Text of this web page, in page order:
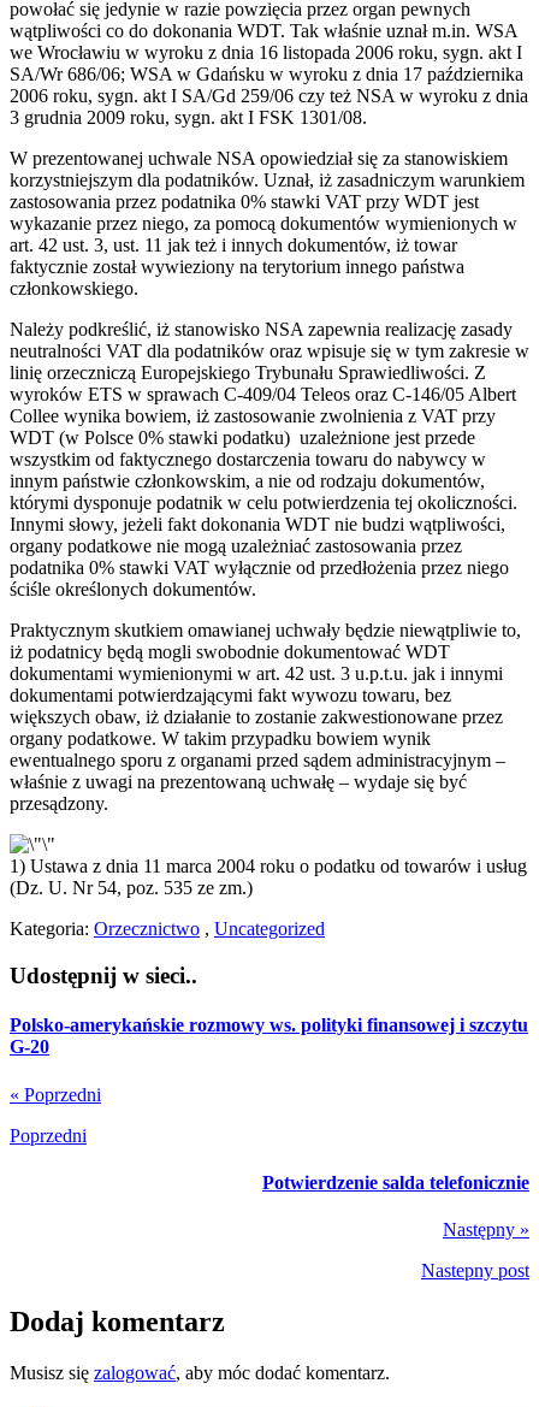
powołać się jedynie w razie powzięcia przez organ pewnych
wątpliwości co do dokonania WDT. Tak właśnie uznał m.in. WSA
we Wrocławiu w wyroku z dnia 16 listopada 2006 roku, sygn. akt I
SA/Wr 686/06; WSA w Gdańsku w wyroku z dnia 17 października
2006 roku, sygn. akt I SA/Gd 259/06 czy też NSA w wyroku z dnia
3 grudnia 2009 roku, sygn. akt I FSK 1301/08.
W prezentowanej uchwale NSA opowiedział się za stanowiskiem
korzystniejszym dla podatników. Uznał, iż zasadniczym warunkiem
zastosowania przez podatnika 0% stawki VAT przy WDT jest
wykazanie przez niego, za pomocą dokumentów wymienionych w
art. 42 ust. 3, ust. 11 jak też i innych dokumentów, iż towar
faktycznie został wywieziony na terytorium innego państwa
członkowskiego.
Należy podkreślić, iż stanowisko NSA zapewnia realizację zasady
neutralności VAT dla podatników oraz wpisuje się w tym zakresie w
linię orzeczniczą Europejskiego Trybunału Sprawiedliwości. Z
wyroków ETS w sprawach C-409/04 Teleos oraz C-146/05 Albert
Collee wynika bowiem, iż zastosowanie zwolnienia z VAT przy
WDT (w Polsce 0% stawki podatku) uzależnione jest przede
wszystkim od faktycznego dostarczenia towaru do nabywcy w
innym państwie członkowskim, a nie od rodzaju dokumentów,
którymi dysponuje podatnik w celu potwierdzenia tej okoliczności.
Innymi słowy, jeżeli fakt dokonania WDT nie budzi wątpliwości,
organy podatkowe nie mogą uzależniać zastosowania przez
podatnika 0% stawki VAT wyłącznie od przedłożenia przez niego
ściśle określonych dokumentów.
Praktycznym skutkiem omawianej uchwały będzie niewątpliwie to,
iż podatnicy będą mogli swobodnie dokumentować WDT
dokumentami wymienionymi w art. 42 ust. 3 u.p.t.u. jak i innymi
dokumentami potwierdzającymi fakt wywozu towaru, bez
większych obaw, iż działanie to zostanie zakwestionowane przez
organy podatkowe. W takim przypadku bowiem wynik
ewentualnego sporu z organami przed sądem administracyjnym –
właśnie z uwagi na prezentowaną uchwałę – wydaje się być
przesądzony.
1) Ustawa z dnia 11 marca 2004 roku o podatku od towarów i usług
(Dz. U. Nr 54, poz. 535 ze zm.)
Kategoria: Orzecznictwo , Uncategorized
Udostępnij w sieci..
Polsko-amerykańskie rozmowy ws. polityki finansowej i szczytu
G-20
« Poprzedni
Poprzedni
Potwierdzenie salda telefonicznie
Następny »
Nastepny post
Dodaj komentarz
Musisz się zalogować, aby móc dodać komentarz.